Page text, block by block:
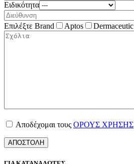
Ειδικότητα
Επιλέξτε Brand Aptos Dermaceutic
Αποδέχομαι τους ΟΡΟΥΣ ΧΡΗΣΗΣ